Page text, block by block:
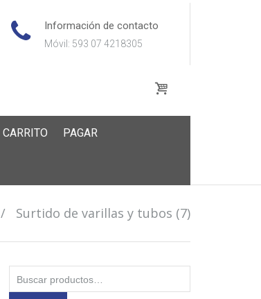
Información de contacto
Móvil: 593 07 4218305
CARRITO PAGAR
/ Surtido de varillas y tubos (7)
por: